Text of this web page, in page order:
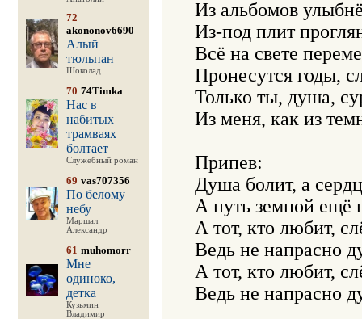
72
akononov6690
Алый
тюльпан
Шоколад
70 74Timka
Нас в
набитых
трамваях
болтает
Служебный роман
69 vas707356
По белому
небу
Маршал
Александр
61 muhomorr
Мне
одиноко,
детка
Кузьмин
Владимир
Из альбомов
Из-под плит
Всё на свете
Пронесутся годы,
Только ты, душа,
Из меня, как из
Припев:
Душа болит, а
А путь земной ещё
А тот, кто любит,
Ведь не напрасно
А тот, кто любит,
Ведь не напрасно